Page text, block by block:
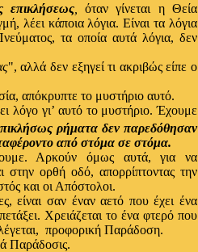
επικλήσεως, όταν γίνεται ηΘεία
λέει κάποια λόγια. Είναι τα λόγια
τα οποία αυτά λόγια, δεν
", αλλά δεν εξηγεί τι ακριβώς είπε ο
απόκρυπτε το μυστήριo αυτό.
λόγο γι’ αυτό το μυστήριο. Έχουμε
ρήματα δεν παρεδόθησαν
από στόμα σε στόμα.
Αρκούν όμως αυτά, για να
στην ορθή οδό, απορρίπτοντας την
και οι Απόστολοι.
είναι σαν έναν αετό που έχει ένα
Χρειάζεται το ένα φτερό που
προφορική Παράδοση.
Παράδοσις.